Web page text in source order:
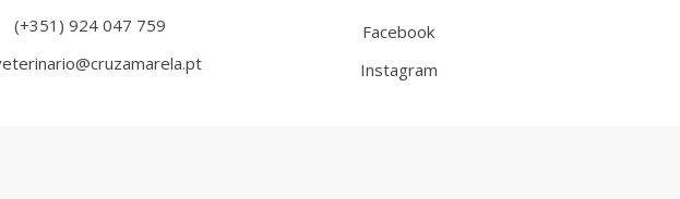
(+351) 924 047 759
Facebook
Instagram